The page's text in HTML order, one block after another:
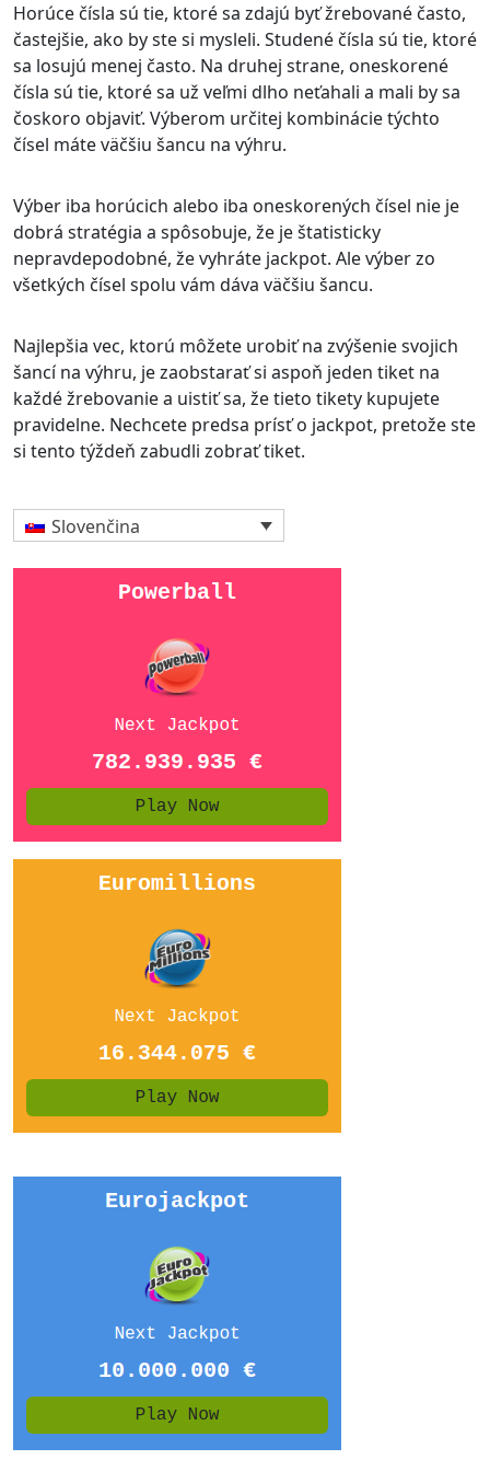
Horúce čísla sú tie, ktoré sa zdajú byť žrebované často,
častejšie, ako by ste si mysleli. Studené čísla sú tie, ktoré
sa losujú menej často. Na druhej strane, oneskorené
čísla sú tie, ktoré sa už veľmi dlho neťahali a mali by sa
čoskoro objaviť. Výberom určitej kombinácie týchto
čísel máte väčšiu šancu na výhru.
Výber iba horúcich alebo iba oneskorených čísel nie je
dobrá stratégia a spôsobuje, že je štatisticky
nepravdepodobné, že vyhráte jackpot. Ale výber zo
všetkých čísel spolu vám dáva väčšiu šancu.
Najlepšia vec, ktorú môžete urobiť na zvýšenie svojich
šancí na výhru, je zaobstarať si aspoň jeden tiket na
každé žrebovanie a uistiť sa, že tieto tikety kupujete
pravidelne. Nechcete predsa prísť o jackpot, pretože ste
si tento týždeň zabudli zobrať tiket.
Slovenčina